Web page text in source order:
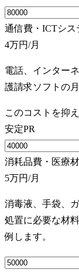
通信費・ICTシス
4万円/月
電話、インター
護請求ソフトの
このコストを抑
安定PR
消耗品費・医療
5万円/月
消毒液、手袋、
処置に必要な材
例します。